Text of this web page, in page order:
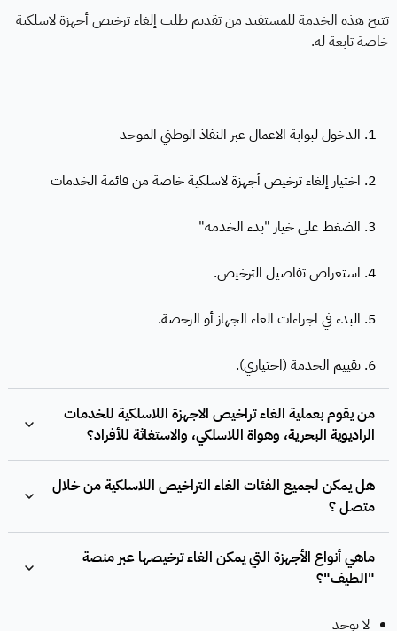
تتيح هذه الخدمة للمستفيد من تقديم طلب إلغاء ترخيص أجهزة لاسلكية
خاصة تابعة له.
1. الدخول لبوابة الاعمال عبر النفاذ الوطني الموحد
2. اختيار إلغاء ترخيص أجهزة لاسلكية خاصة من قائمة الخدمات
3. الضغط على خيار "بدء الخدمة"
4. استعراض تفاصيل الترخيص.
5. البدء في اجراءات الغاء الجهاز أو الرخصة.
6. تقييم الخدمة (اختياري).
من يقوم بعملية الغاء تراخيص الاجهزة اللاسلكية للخدمات
الراديوية البحرية، وهواة اللاسلكي، والاستغاثة للأفراد؟
هل يمكن لجميع الفئات الغاء التراخيص اللاسلكية من خلال
متصل ؟
ماهي أنواع الأجهزة التي يمكن الغاء ترخيصها عبر منصة
"الطيف"؟
لا يوجد